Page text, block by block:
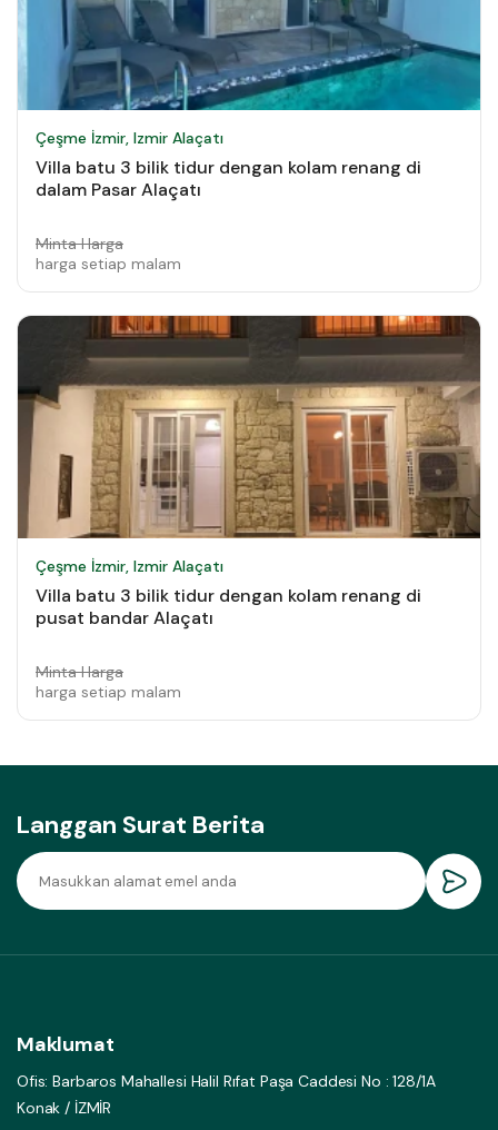
Çeşme İzmir, Izmir Alaçatı
Villa batu 3 bilik tidur dengan kolam renang di
dalam Pasar Alaçatı
Minta Harga
harga setiap malam
Çeşme İzmir, Izmir Alaçatı
Villa batu 3 bilik tidur dengan kolam renang di
pusat bandar Alaçatı
Minta Harga
harga setiap malam
Langgan Surat Berita
Maklumat
Ofis: Barbaros Mahallesi Halil Rıfat Paşa Caddesi No : 128/1A
Konak / İZMİR